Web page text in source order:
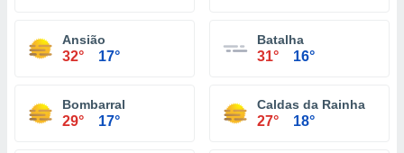
Ansião
32° 17°
Batalha
31° 16°
Bombarral
29° 17°
Caldas da Rainha
27° 18°